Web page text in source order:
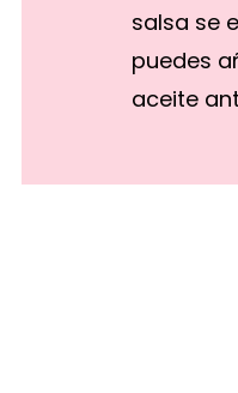
salsa se
puedes
aceite